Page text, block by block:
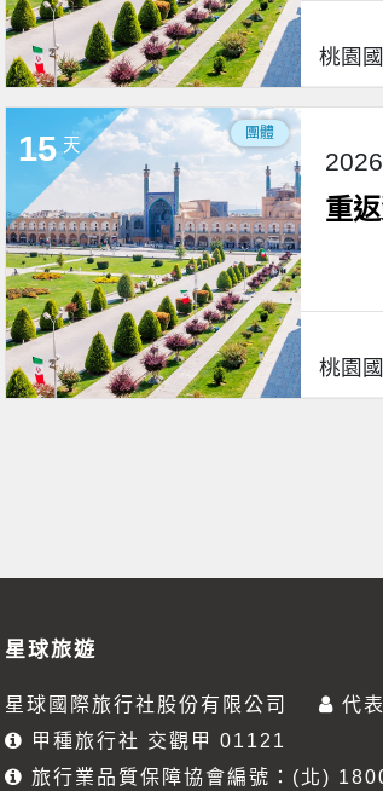
桃園
15 天
團體
重
桃園
星球旅遊
星球國際旅行社股份有限公司
代
甲種旅行社 交觀甲 01121
旅行業品質保障協會編號：(北)